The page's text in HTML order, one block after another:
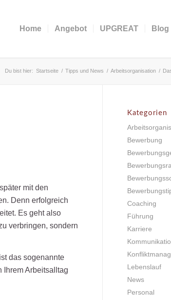
Home Angebot UPGREAT Blog
Du bist hier: Startseite / Tipps und News / Arbeitsorganisation /
mit den
Denn erfolgreich
Es geht also
verbringen, sondern
das sogenannte
Ihrem Arbeitsalltag
Kategorien
Bewerbung
Coaching
Führung
Karriere
Lebenslauf
News
Personal